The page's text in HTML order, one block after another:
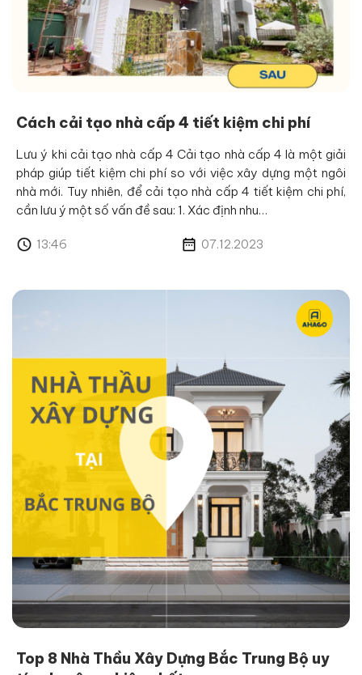
Cách cải tạo nhà cấp 4 tiết kiệm chi phí
Lưu ý khi cải tạo nhà cấp 4 Cải tạo nhà cấp 4 là một giải
pháp giúp tiết kiệm chi phí so với việc xây dựng một ngôi
nhà mới. Tuy nhiên, để cải tạo nhà cấp 4 tiết kiệm chi phí,
cần lưu ý một số vấn đề sau: 1. Xác định nhu…
13:46 07.12.2023
Top 8 Nhà Thầu Xây Dựng Bắc Trung Bộ uy